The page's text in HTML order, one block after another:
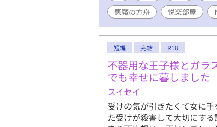
悪魔の方舟
悦楽部屋
短編 完結 R18
不器用な王子様とガラ
でも幸せに暮しました
スイセイ
受けの気が引きたくて女に
た受けが殺害して大切にす